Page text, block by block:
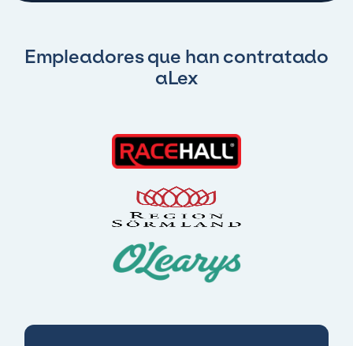
Empleadores que han contratado
aLex